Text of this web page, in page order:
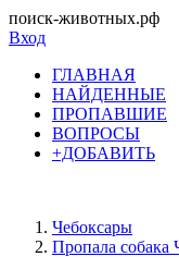
поиск-животных.рф
Вход
ГЛАВНАЯ
НАЙДЕННЫЕ
ПРОПАВШИЕ
ВОПРОСЫ
+ДОБАВИТЬ
Чебоксары
Пропала собака